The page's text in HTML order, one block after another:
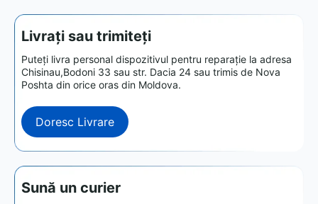
Livrați sau trimiteți
Puteți livra personal dispozitivul pentru reparație la adresa
Chisinau,Bodoni 33 sau str. Dacia 24 sau trimis de Nova
Poshta din orice oras din Moldova.
Doresc Livrare
Sună un curier